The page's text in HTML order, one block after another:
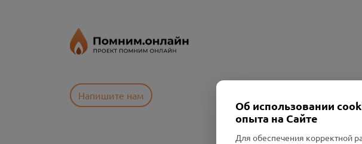
Напишите нам
Об использовании
опыта на Сайте
Для обеспечения корректной